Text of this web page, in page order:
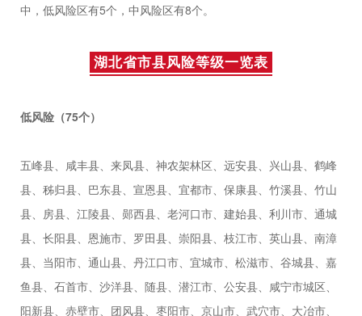
中，低风险区有5个，中风险区有8个。
湖北省市县风险等级一览表
低风险（75个）
五峰县、咸丰县、来凤县、神农架林区、远安县、兴山县、鹤峰
县、秭归县、巴东县、宣恩县、宜都市、保康县、竹溪县、竹山
县、房县、江陵县、郧西县、老河口市、建始县、利川市、通城
县、长阳县、恩施市、罗田县、崇阳县、枝江市、英山县、南漳
县、当阳市、通山县、丹江口市、宜城市、松滋市、谷城县、嘉
鱼县、石首市、沙洋县、随县、潜江市、公安县、咸宁市城区、
阳新县、赤壁市、团风县、枣阳市、京山市、武穴市、大冶市、